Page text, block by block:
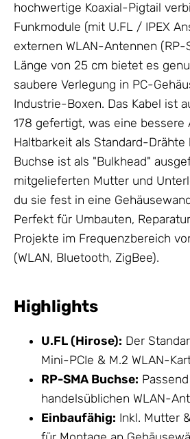
hochwertige Koaxial-Pigtail
Funkmodule (mit U.FL / IPEX
externen WLAN-Antennen (RP-
Länge von 25 cm bietet es
saubere Verlegung in PC-
Industrie-Boxen. Das Kabel ist
178 gefertigt, was eine bessere
Haltbarkeit als Standard-Drähte
Buchse ist als "Bulkhead"
mitgelieferten Mutter und
du sie fest in eine
Perfekt für Umbauten,
Projekte im Frequenzbereich
(WLAN, Bluetooth, ZigBee).
Highlights
U.FL (Hirose): Der
Mini-PCIe & M.2 WLAN-
RP-SMA Buchse:
handelsüblichen WLAN-
Einbaufähig: Inkl. Mutter